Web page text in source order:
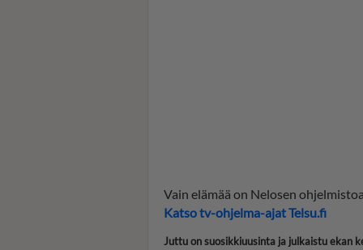
Vain elämää on Nelosen
Katso tv-ohjelma-ajat Telsu.fi
Juttu on suosikkiuusinta ja julkaistu ekan